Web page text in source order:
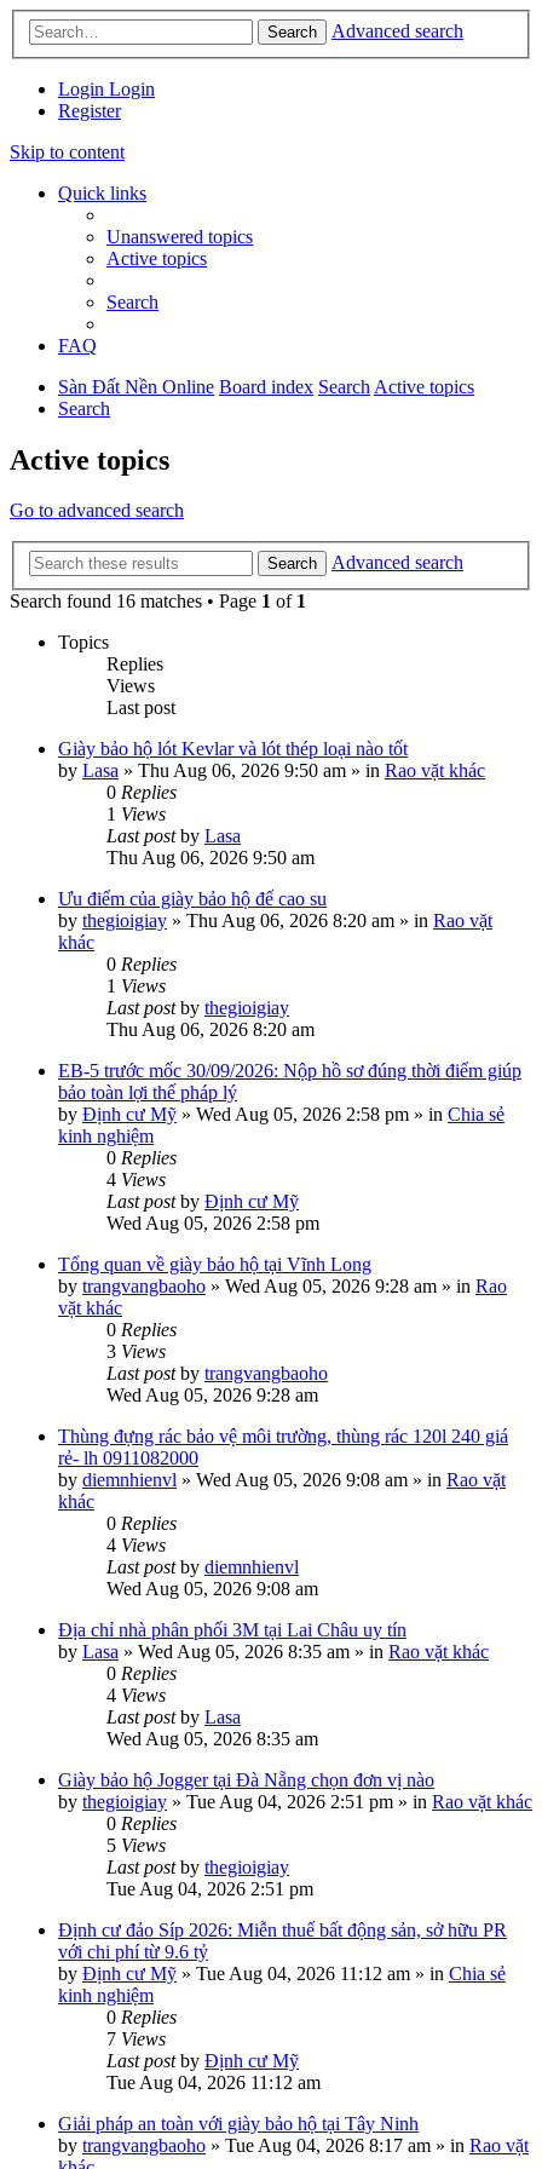
Search Advanced search
Login Login
Register
Skip to content
Quick links
Unanswered topics
Active topics
Search
FAQ
Sàn Đất Nền Online Board index Search Active topics
Search
Active topics
Go to advanced search
Search
Advanced search
Search found 16 matches • Page 1 of 1
Topics
Replies
Views
Last post
Giày bảo hộ lót Kevlar và lót thép loại nào tốt
by Lasa » Thu Aug 06, 2026 9:50 am » in Rao vặt khác
0 Replies
1 Views
Last postby Lasa
Thu Aug 06, 2026 9:50 am
Ưu điểm của giày bảo hộ đế cao su
by thegioigiay » Thu Aug 06, 2026 8:20 am » in Rao vặt
khác
0 Replies
1 Views
Last postby thegioigiay
Thu Aug 06, 2026 8:20 am
EB-5 trước mốc 30/09/2026: Nộp hồ sơ đúng thời điểm giúp
bảo toàn lợi thế pháp lý
by Định cư Mỹ » Wed Aug 05, 2026 2:58 pm » in Chia sẻ
kinh nghiệm
0 Replies
4 Views
Last postby Định cư Mỹ
Wed Aug 05, 2026 2:58 pm
Tổng quan về giày bảo hộ tại Vĩnh Long
by trangvangbaoho » Wed Aug 05, 2026 9:28 am » in Rao
vặt khác
0 Replies
3 Views
Last postby trangvangbaoho
Wed Aug 05, 2026 9:28 am
Thùng đựng rác bảo vệ môi trường, thùng rác 120l 240 giá
rẻ- lh 0911082000
by diemnhienvl » Wed Aug 05, 2026 9:08 am » in Rao vặt
khác
0 Replies
4 Views
Last postby diemnhienvl
Wed Aug 05, 2026 9:08 am
Địa chỉ nhà phân phối 3M tại Lai Châu uy tín
by Lasa » Wed Aug 05, 2026 8:35 am » in Rao vặt khác
0 Replies
4 Views
Last postby Lasa
Wed Aug 05, 2026 8:35 am
Giày bảo hộ Jogger tại Đà Nẵng chọn đơn vị nào
by thegioigiay » Tue Aug 04, 2026 2:51 pm » in Rao vặt khác
0 Replies
5 Views
Last postby thegioigiay
Tue Aug 04, 2026 2:51 pm
Định cư đảo Síp 2026: Miễn thuế bất động sản, sở hữu PR
với chi phí từ 9.6 tỷ
by Định cư Mỹ » Tue Aug 04, 2026 11:12 am » in Chia sẻ
kinh nghiệm
0 Replies
7 Views
Last postby Định cư Mỹ
Tue Aug 04, 2026 11:12 am
Giải pháp an toàn với giày bảo hộ tại Tây Ninh
by trangvangbaoho » Tue Aug 04, 2026 8:17 am » in Rao vặt